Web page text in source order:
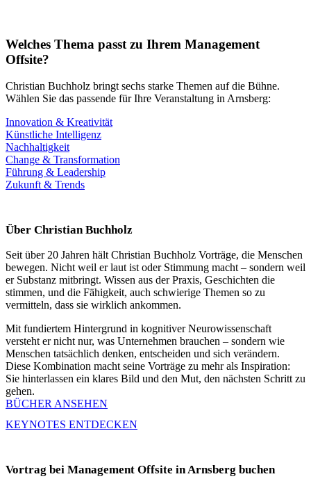
Welches Thema passt zu Ihrem Management
Offsite?
Christian Buchholz bringt sechs starke Themen auf die Bühne.
Wählen Sie das passende für Ihre Veranstaltung in Arnsberg:
Innovation & Kreativität
Künstliche Intelligenz
Nachhaltigkeit
Change & Transformation
Führung & Leadership
Zukunft & Trends
Über Christian Buchholz
Seit über 20 Jahren hält Christian Buchholz Vorträge, die Menschen
bewegen. Nicht weil er laut ist oder Stimmung macht – sondern weil
er Substanz mitbringt. Wissen aus der Praxis, Geschichten die
stimmen, und die Fähigkeit, auch schwierige Themen so zu
vermitteln, dass sie wirklich ankommen.
Mit fundiertem Hintergrund in kognitiver Neurowissenschaft
versteht er nicht nur, was Unternehmen brauchen – sondern wie
Menschen tatsächlich denken, entscheiden und sich verändern.
Diese Kombination macht seine Vorträge zu mehr als Inspiration:
Sie hinterlassen ein klares Bild und den Mut, den nächsten Schritt zu
gehen.
BÜCHER ANSEHEN
KEYNOTES ENTDECKEN
Vortrag bei Management Offsite in Arnsberg buchen